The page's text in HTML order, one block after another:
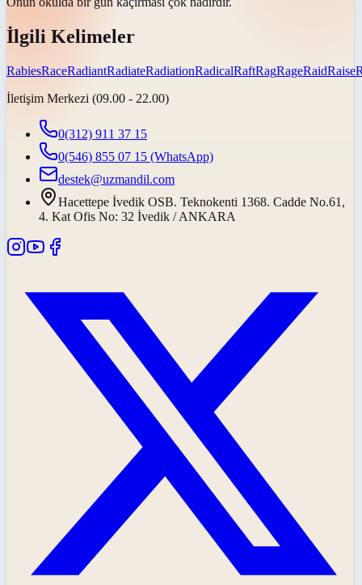
İlgili Kelimeler
RabiesRaceRadiantRadiateRadiationRadicalRaftRagRageRaidRaise
İletişim Merkezi (09.00 - 22.00)
0(312) 911 37 15
0(546) 855 07 15 (WhatsApp)
destek@uzmandil.com
Hacettepe İvedik OSB. Teknokenti 1368. Cadde No.61,
4. Kat Ofis No: 32 İvedik / ANKARA